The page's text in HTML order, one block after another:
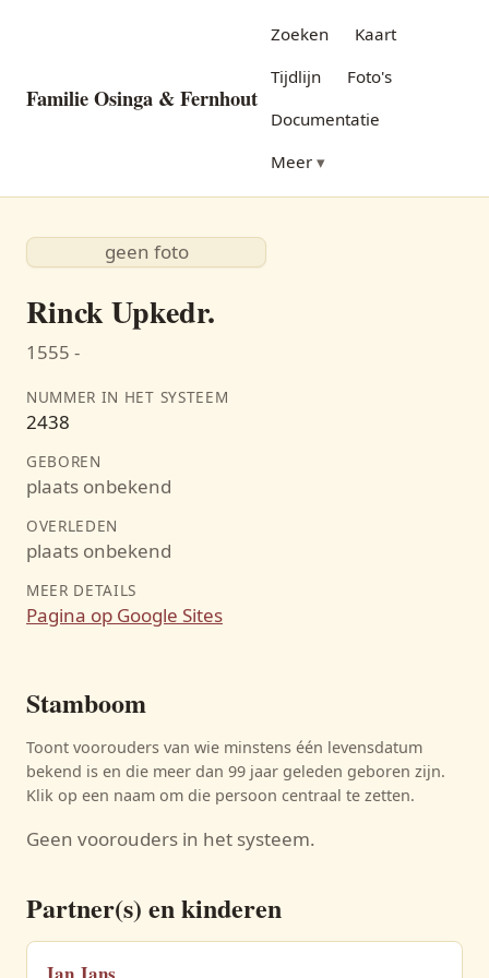
Familie Osinga & Fernhout
Zoeken
Kaart
Tijdlijn
Foto's
Documentatie
Meer
geen foto
Rinck Upkedr.
1555 -
NUMMER IN HET SYSTEEM
2438
GEBOREN
plaats onbekend
OVERLEDEN
plaats onbekend
MEER DETAILS
Pagina op Google Sites
Stamboom
Toont voorouders van wie minstens één levensdatum
bekend is en die meer dan 99 jaar geleden geboren zijn.
Klik op een naam om die persoon centraal te zetten.
Geen voorouders in het systeem.
Partner(s) en kinderen